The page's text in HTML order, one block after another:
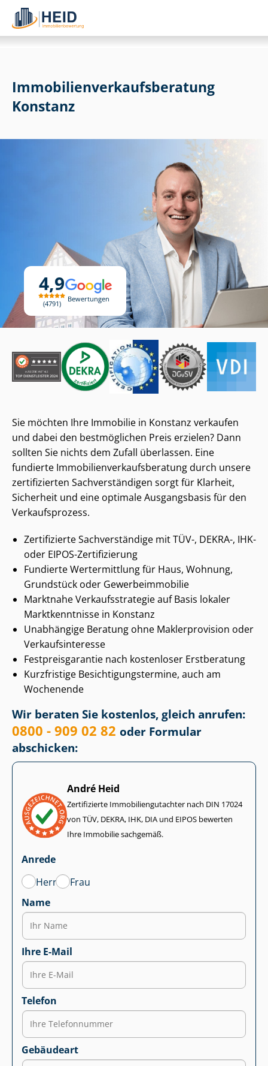
4,9
4791
Bewertungen
Im­mo­bi­li­en­ver­kaufs­be­ra­tung
Konstanz
Sie möchten Ihre Immobilie in Konstanz verkaufen
und dabei den bestmöglichen Preis erzielen? Dann
sollten Sie nichts dem Zufall überlassen. Eine
fundierte Im­mo­bi­li­en­ver­kaufs­be­ra­tung durch unsere
zertifizierten Sach­ver­stän­di­gen sorgt für Klarheit,
Sicherheit und eine optimale Ausgangsbasis für den
Verkaufsprozess.
Zertifizierte Sachverständige mit TÜV-, DEKRA-, IHK-
oder EIPOS-Zertifizierung
Fundierte Wertermittlung für Haus, Wohnung,
Grundstück oder Ge­wer­be­im­mo­bi­lie
Marktnahe Ver­kaufs­stra­te­gie auf Basis lokaler
Marktkenntnisse in Konstanz
Unabhängige Beratung ohne Maklerprovision oder
Ver­kaufs­in­ter­es­se
Fest­preis­ga­ran­tie nach kostenloser Erstberatung
Kurzfristige Be­sich­ti­gungs­ter­mi­ne, auch am
Wochenende
Wir beraten Sie kostenlos, gleich anrufen:
0800 - 909 02 82 oder Formular
abschicken:
André Heid
Zertifizierte Im­mo­bi­li­en­gut­ach­ter nach DIN 17024
von TÜV, DEKRA, IHK, DIA und EIPOS bewerten
Ihre Immobilie sachgemäß.
Anrede
Herr
Frau
Name
Ihre E-Mail
Telefon
Gebäudeart